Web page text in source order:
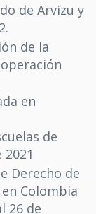
de Arvizu y
de la
en
de
Derecho de
Colombia
26 de